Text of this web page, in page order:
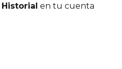
en tu cuenta